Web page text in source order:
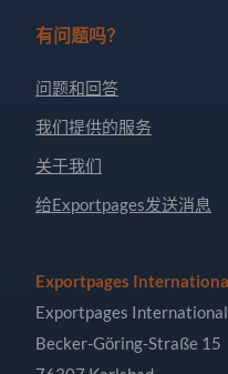
有问题吗？
问题和回答
我们提供的服务
关于我们
给Exportpages发送消息
Exportpages
Exportpages
Becker-Göring-Straße 15